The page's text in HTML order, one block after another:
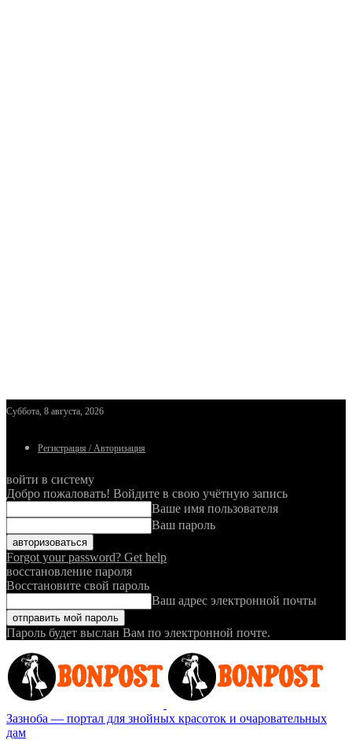
Суббота, 8 августа, 2026
Регистрация / Авторизация
войти в систему
Добро пожаловать! Войдите в свою учётную запись
Ваше имя пользователя
Ваш пароль
Forgot your password? Get help
восстановление пароля
Восстановите свой пароль
Ваш адрес электронной почты
Пароль будет выслан Вам по электронной почте.
Зазноба — портал для знойных красоток и очаровательных
дам